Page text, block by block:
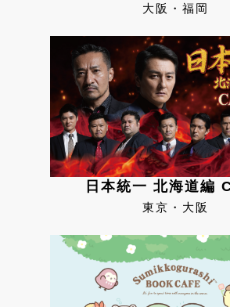
大阪・福岡
日本統一 北海道編
東京・大阪